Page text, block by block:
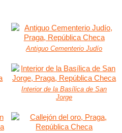
Antiguo Cementerio Judío
Interior de la Basílica de San
Jorge